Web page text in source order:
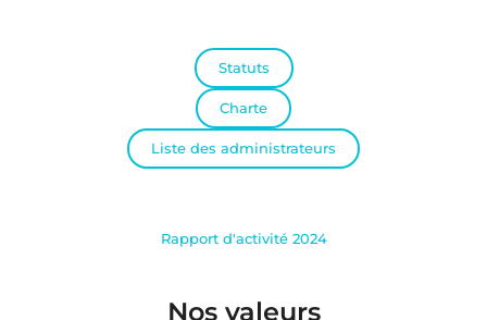
Statuts
Charte
Liste des administrateurs
Rapport d'activité 2024
Nos valeurs